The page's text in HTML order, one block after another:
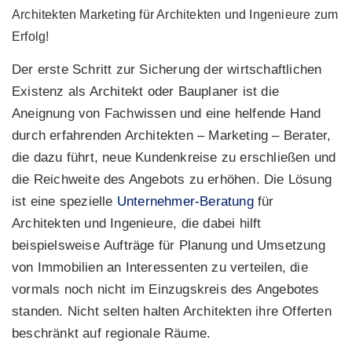
Architekten Marketing für Architekten und Ingenieure zum
Erfolg!
Der erste Schritt zur Sicherung der wirtschaftlichen
Existenz als Architekt oder Bauplaner ist die
Aneignung von Fachwissen und eine helfende Hand
durch erfahrenden Architekten – Marketing – Berater,
die dazu führt, neue Kundenkreise zu erschließen und
die Reichweite des Angebots zu erhöhen. Die Lösung
ist eine spezielle Unternehmer-Beratungfür
Architekten und Ingenieure, die dabei hilft
beispielsweise Aufträge für Planung und Umsetzung
von Immobilien an Interessenten zu verteilen, die
vormals noch nicht im Einzugskreis des Angebotes
standen. Nicht selten halten Architekten ihre Offerten
beschränkt auf regionale Räume.